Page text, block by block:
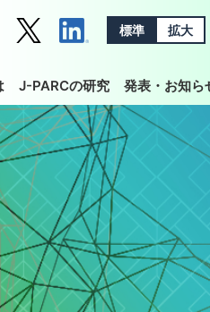
標準 拡大
J-PARCの研究 発表・お知ら